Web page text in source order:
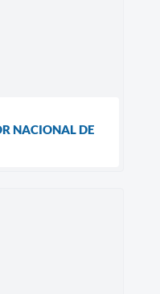
NACIONAL DE